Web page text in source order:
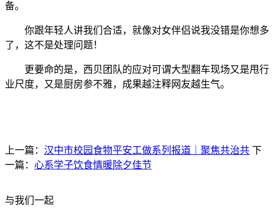
备。
你跟年轻人讲我们合适，就像对女伴侣说我没错是你想多
了，这不是处理问题！
更要命的是，西贝团队的应对可谓大型翻车现场又是甩行
业尺度，又是厨房参不雅，成果越注释网友越生气。
上一篇： 汉中市校园食物平安工做系列报道｜聚焦共治共 下
一篇： 心系学子饮食情暖除夕佳节
与我们一起